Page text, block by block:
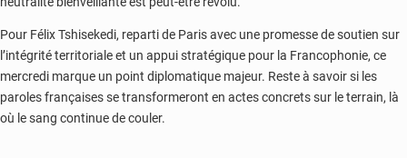
Pour Félix Tshisekedi, reparti de Paris avec une promesse de soutien sur
l’intégrité territoriale et un appui stratégique pour la Francophonie, ce
mercredi marque un point diplomatique majeur. Reste à savoir si les
paroles françaises se transformeront en actes concrets sur le terrain, là
où le sang continue de couler.